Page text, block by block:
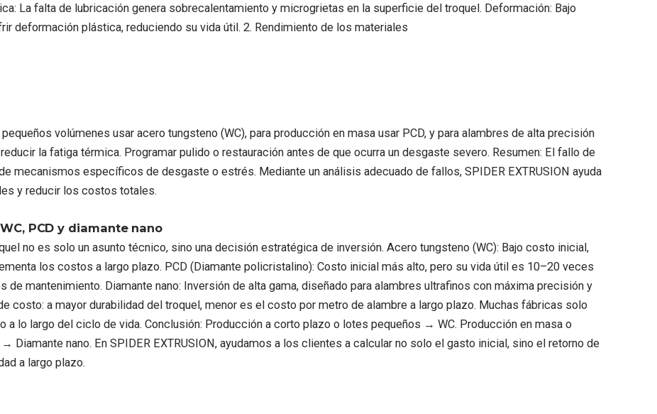
La falta de lubricación genera sobrecalentamiento y microgrietas en la superficie del troquel. Deformación: Bajo
deformación plástica, reduciendo su vida útil. 2. Rendimiento de los materiales
volúmenes usar acero tungsteno (WC), para producción en masa usar PCD, y para alambres de alta precisión
la fatiga térmica. Programar pulido o restauración antes de que ocurra un desgaste severo. Resumen: El fallo de
mecanismos específicos de desgaste o estrés. Mediante un análisis adecuado de fallos, SPIDER EXTRUSION ayuda
y reducir los costos totales.
PCD y diamante nano
no es solo un asunto técnico, sino una decisión estratégica de inversión. Acero tungsteno (WC): Bajo costo inicial,
los costos a largo plazo. PCD (Diamante policristalino): Costo inicial más alto, pero su vida útil es 10–20 veces
de mantenimiento. Diamante nano: Inversión de alta gama, diseñado para alambres ultrafinos con máxima precisión y
costo: a mayor durabilidad del troquel, menor es el costo por metro de alambre a largo plazo. Muchas fábricas solo
a lo largo del ciclo de vida. Conclusión: Producción a corto plazo o lotes pequeños → WC. Producción en masa o
nano. En SPIDER EXTRUSION, ayudamos a los clientes a calcular no solo el gasto inicial, sino el retorno de
a largo plazo.​